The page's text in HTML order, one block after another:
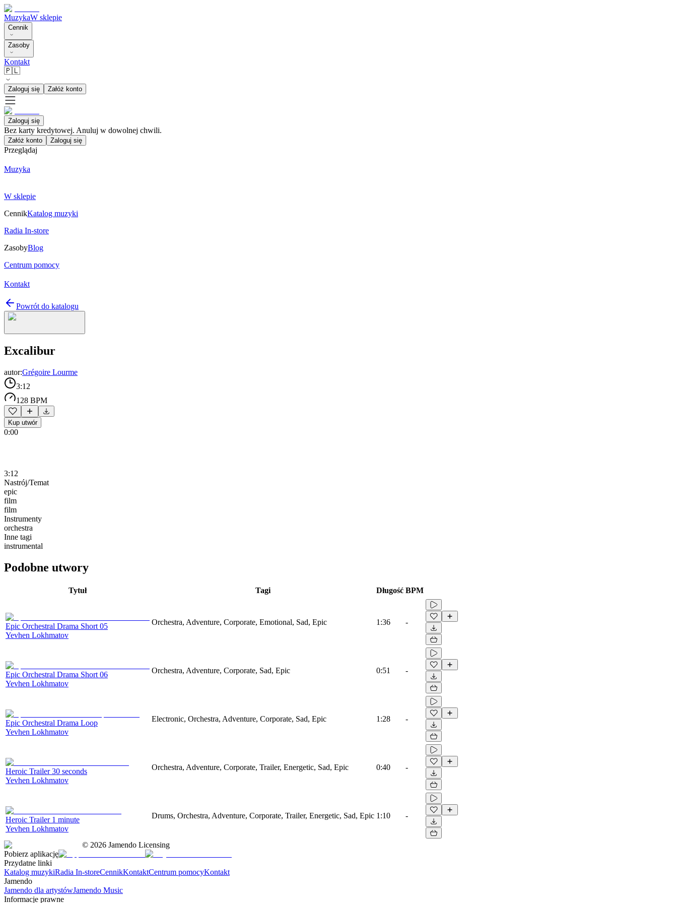
MuzykaW sklepie
Cennik
Zasoby
Kontakt
🇵🇱
Zaloguj się Załóż konto
Zaloguj się
Bez karty kredytowej. Anuluj w dowolnej chwili.
Załóż konto Zaloguj się
Przeglądaj
Muzyka
W sklepie
CennikKatalog muzyki
Radia In-store
ZasobyBlog
Centrum pomocy
Kontakt
Powrót do katalogu
Excalibur
autor:Grégoire Lourme
3:12
128 BPM
Kup utwór
0:00
3:12
Nastrój/Temat
epic
film
film
Instrumenty
orchestra
Inne tagi
instrumental
Podobne utwory
Tytuł Tagi Długość BPM
Epic Orchestral Drama Short 05
Yevhen Lokhmatov
Orchestra, Adventure, Corporate, Emotional, Sad, Epic 1:36 -
Epic Orchestral Drama Short 06
Yevhen Lokhmatov
Orchestra, Adventure, Corporate, Sad, Epic 0:51 -
Epic Orchestral Drama Loop
Yevhen Lokhmatov
Electronic, Orchestra, Adventure, Corporate, Sad, Epic 1:28 -
Heroic Trailer 30 seconds
Yevhen Lokhmatov
Orchestra, Adventure, Corporate, Trailer, Energetic, Sad, Epic 0:40 -
Heroic Trailer 1 minute
Yevhen Lokhmatov
Drums, Orchestra, Adventure, Corporate, Trailer, Energetic, Sad, Epic 1:10 -
© 2026 Jamendo Licensing
Pobierz aplikację
Przydatne linki
Katalog muzykiRadia In-storeCennikKontaktCentrum pomocyKontakt
Jamendo
Jamendo dla artystówJamendo Music
Informacje prawne